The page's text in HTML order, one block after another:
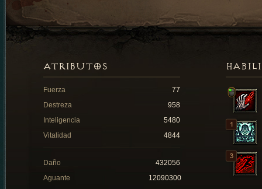
ATRIBUTOS
Fuerza
77
Destreza
958
Inteligencia
5480
Vitalidad
4844
Daño
432056
Aguante
12090300